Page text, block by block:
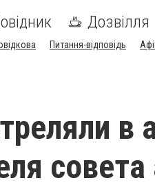
Дозвілля
Питання-відповідь
в